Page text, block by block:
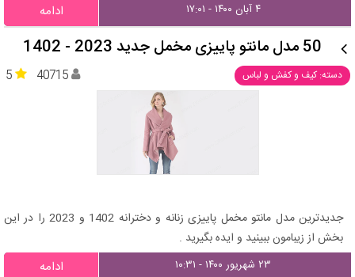
۴ آبان ۱۴۰۰ - ۱۷:۰۱ ادامه
50 مدل مانتو پاییزی مخمل جدید 2023 - 1402
دسته: کیف و کفش و لباس 5 40715
جدیدترین مدل مانتو مخمل پاییزی زنانه و دخترانه 1402 و 2023 را در این
بخش از زیبامون ببینید و ایده بگیرید .
۲۳ شهریور ۱۴۰۰ - ۱۰:۳۱ ادامه